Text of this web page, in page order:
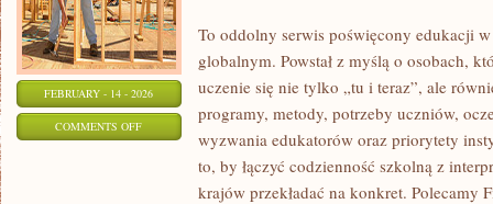
FEBRUARY - 14 - 2026
COMMENTS OFFON
To oddolny serwis poświęcony edukacji
globalnym. Powstał z myślą o osobach,
uczenie się nie tylko „tu i teraz”, ale
programy, metody, potrzeby uczniów,
wyzwania edukatorów oraz priorytety
to, by łączyć codzienność szkolną z
krajów przekładać na konkret. Polecamy